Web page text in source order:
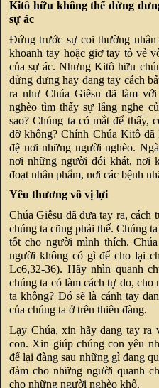
Kitô hữu không thể dửng
sự ác
Đứng trước sự coi thường
khoanh tay hoặc giơ tay tỏ vẻ
của sự ác. Nhưng Kitô hữu
dửng dưng hay dang tay cách
ra như Chúa Giêsu đã làm
nghèo tìm thấy sự lắng nghe
sao? Chúng ta có mắt để thấy,
đỡ không? Chính Chúa Kitô đã
đệ nơi những người nghèo.
nơi những người đói khát, nơi
đoạt nhân phẩm, nơi các bệnh
Yêu thương vô vị lợi
Chúa Giêsu đã đưa tay ra,
chúng ta cũng phải thế. Chúng
tốt cho người mình thích.
người không có gì để cho lại
Lc6,32-36). Hãy nhìn quanh
chúng ta có làm cách tự do,
ta không? Đó sẽ là cánh tay
của chúng ta ở trên thiên đàng.
Lạy Chúa, xin hãy dang tay ra
con. Xin giúp chúng con yêu
để lại đàng sau những gì đang
đảm cho những người quanh
cho những người nghèo khổ.